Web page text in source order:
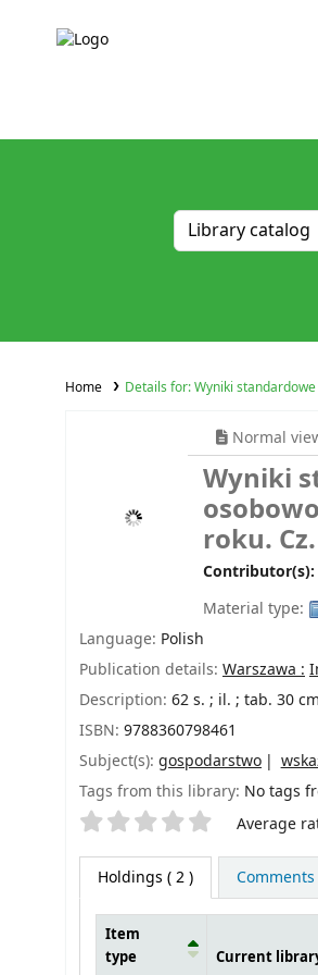
Home Details for:Wyniki
Normal
Wyniki
roku.
Contributor(s):
Material type:
Language: Polish
Publication details: Warszawa :
Description: 62 s. ; il. ; tab. 30 cm
ISBN: 9788360798461
Subject(s): gospodarstwo
Tags from this library: No tags
Star ratings Average
Holdings ( 2 ) Comments
Item
type
Current